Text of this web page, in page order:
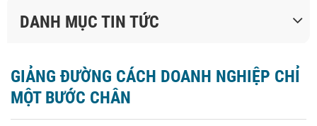
DANH MỤC TIN TỨC
GIẢNG ĐƯỜNG CÁCH DOANH NGHIỆP CHỈ
MỘT BƯỚC CHÂN